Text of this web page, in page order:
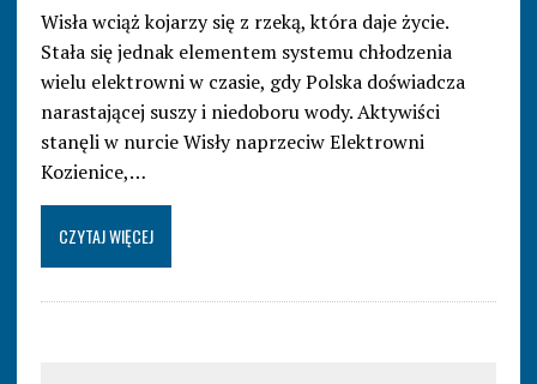
Wisła wciąż kojarzy się z rzeką, która daje życie.
Stała się jednak elementem systemu chłodzenia
wielu elektrowni w czasie, gdy Polska doświadcza
narastającej suszy i niedoboru wody. Aktywiści
stanęli w nurcie Wisły naprzeciw Elektrowni
Kozienice,…
CZYTAJ WIĘCEJ